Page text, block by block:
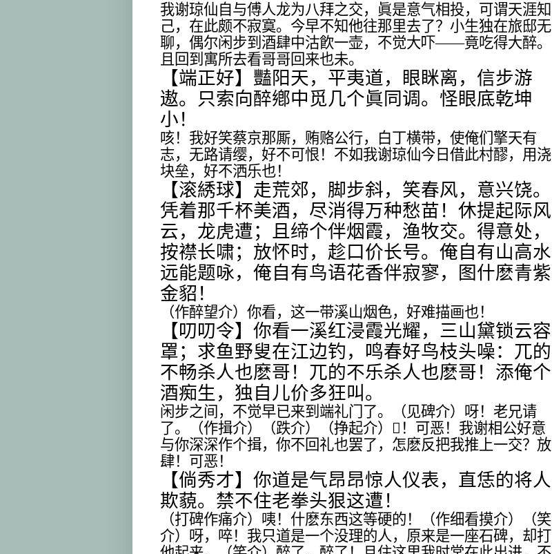
我谢琼仙自与傅人龙为八拜之交，眞是意气相投，可谓天涯知
己，在此颇不寂寞。今早不知他往那里去了？小生独在旅邸无
聊，偶尔闲步到酒肆中沽飮一壶，不觉大吓——竟吃得大醉。
且回到寓所去看哥哥回来也未。
【端正好】豔阳天，平夷道，眼眯离，信步游
遨。只索向醉鄕中觅几个眞同调。怪眼底乾坤
小！
咳！我好笑蔡京那厮，贿赂公行，白丁横带，使俺们擎天有
志，无路请缨，好不可恨！不如我谢琼仙今日借此村醪，用浇
块垒，好不洒乐也！
【滚綉球】走荒郊，脚步斜，笑春风，意兴饶。
凭着那千杯美酒，尽消得万种愁苗！休提起际风
云，龙虎遭；且缔个伴烟霞，渔牧交。得意处，
按襟长啸；放怀时，趁口价长号。俺自有山高水
远能题咏，俺自有鸟语花香伴寂寥，图什麽青紫
金貂！
（作醉望介）你看，这一带溪山烟色，好难描画也！
【叨叨令】你看一溪红浸霞光耀，三山黛锁云容
罩；求鱼野叟在江边钓，鸣春好鸟枝头噪：兀的
不畅杀人也麽哥！兀的不乐杀人也麽哥！添俺个
酒痴生，独自儿价多狂叫。
闲步之间，不觉早已来到端礼门了。（见碑介）呀！老兄请
了。（作揖介）（跌介）（挣起介） 𠳶 ！可恶！我谢相公好意
与你深深作个揖，你不回礼也罢了，怎麽反把我推上一交？放
肆！可恶！
【倘秀才】你道是气昂昂惊人仪表，直恁的将人
欺藐。禁不住老拳头狠这遭！
（打碑作痛介）咦！什麽东西这等硬的！（作细看摸介）（笑
介）呀，啐！我只道是一个没理的人，原来是一座石碑，却打